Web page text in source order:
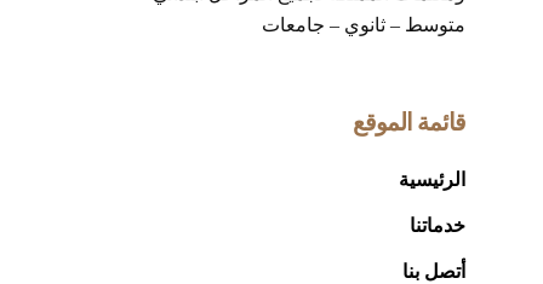
متوسط – ثانوي – جامعات
قائمة الموقع
الرئيسية
خدماتنا
أتصل بنا